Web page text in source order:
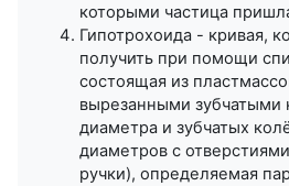
которыми частица
Гипотрохоида - кривая,
получить при помощи
состоящая из
вырезанными зубчатыми
диаметра и зубчатых
диаметров с
ручки), определяемая